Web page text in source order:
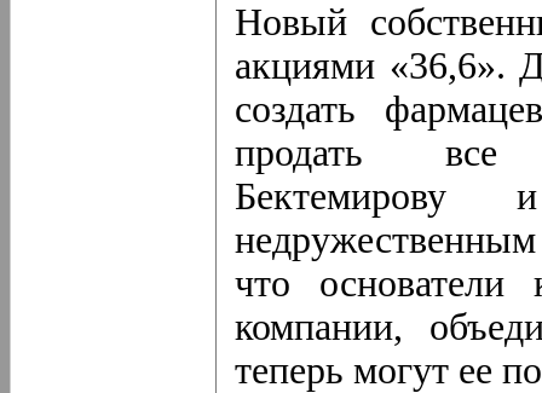
Новый
акциями «36,6».
создать
продать все
Бектемирову
что основатели
компании,
теперь могут ее